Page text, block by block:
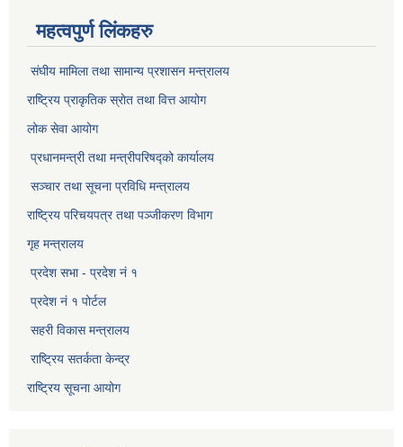
महत्वपुर्ण लिंकहरु
संघीय मामिला तथा सामान्य प्रशासन मन्त्रालय
राष्ट्रिय प्राकृतिक स्राेत तथा वित्त आयोग
लोक सेवा आयोग
प्रधानमन्त्री तथा मन्त्रीपरिषद्को कार्यालय
सञ्‍चार तथा सूचना प्रविधि मन्त्रालय
राष्ट्रिय परिचयपत्र तथा पञ्जीकरण विभाग​
गृह मन्त्रालय
प्रदेश सभा - प्रदेश नं १
प्रदेश नं १ पोर्टल
सहरी विकास मन्त्रालय
राष्ट्रिय सतर्कता केन्द्र
राष्ट्रिय सूचना आयोग